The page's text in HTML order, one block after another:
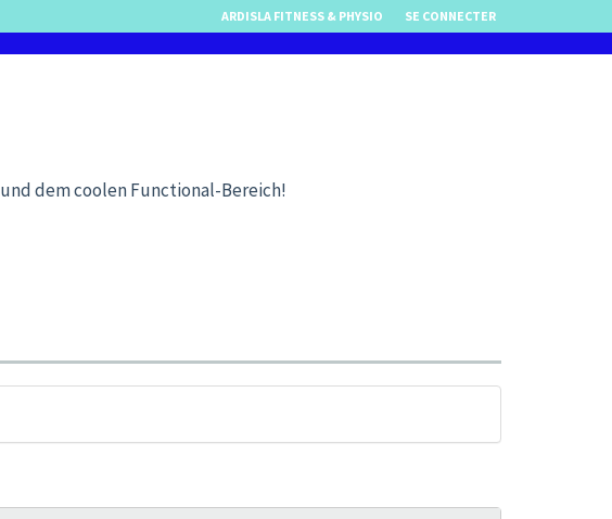
ARDISLA FITNESS & PHYSIO SE CONNECTER
dem coolen Functional-Bereich!